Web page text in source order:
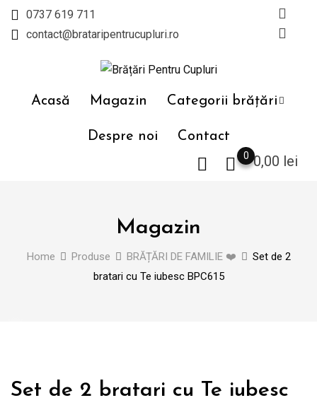
Skip
0737 619 711
contact@brataripentrucupluri.ro
Acasă Magazin Categorii brățări
Despre noi Contact
0,00 lei
0
Magazin
Home Produse BRĂȚĂRI DE FAMILIE ❤️
Set de 2
bratari cu Te iubesc BPC615
Set de 2 bratari cu Te iubesc